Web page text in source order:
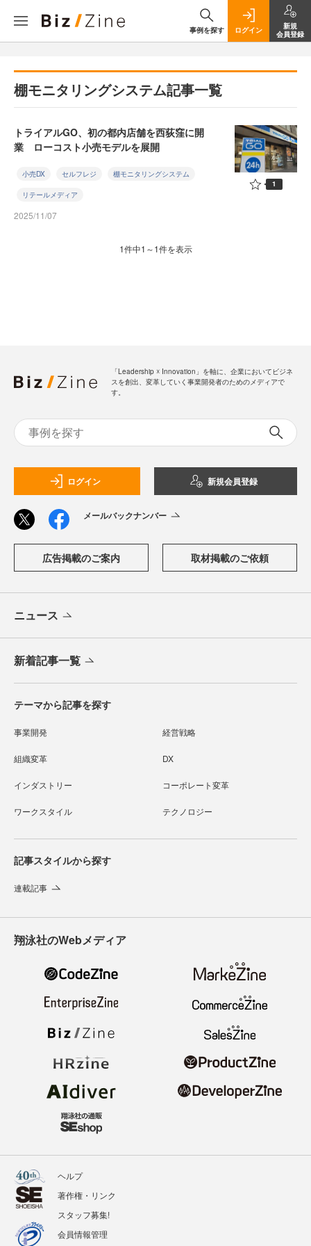
事例を探す ログイン
新規
会員登録
棚モニタリングシステム記事一覧
トライアルGO、初の都内店舗を西荻窪に開
業 ローコスト小売モデルを展開
小売DX セルフレジ 棚モニタリングシステム
リテールメディア
2025/11/07
1
1件中1～1件を表示
「Leadership ☓ Innovation」を軸に、企業においてビジネ
スを創出、変革していく事業開発者のためのメディアで
す。
ログイン 新規会員登録
メールバックナンバー
広告掲載のご案内 取材掲載のご依頼
ニュース
新着記事一覧
テーマから記事を探す
事業開発 経営戦略
組織変革 DX
インダストリー コーポレート変革
ワークスタイル テクノロジー
記事スタイルから探す
連載記事
翔泳社のWebメディア
ヘルプ
著作権・リンク
スタッフ募集!
会員情報管理